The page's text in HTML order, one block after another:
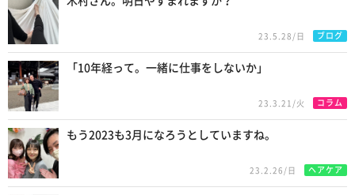
23.5.28/日 ブログ
「10年経って。一緒に仕事をしないか」
23.3.21/火 コラム
もう2023も3月になろうとしていますね。
23.2.26/日 ヘアケア